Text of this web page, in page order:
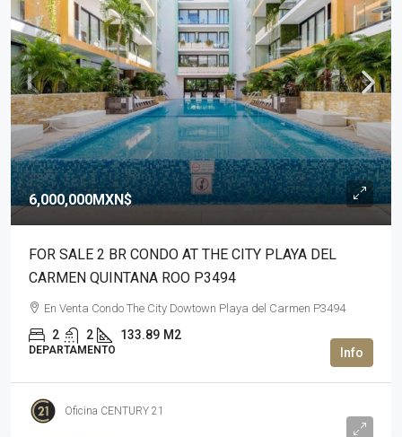
6,000,000MXN$
FOR SALE 2 BR CONDO AT THE CITY PLAYA DEL
CARMEN QUINTANA ROO P3494
En Venta Condo The City Dowtown Playa del Carmen P3494
2 2 133.89 M2
DEPARTAMENTO
Oficina CENTURY 21